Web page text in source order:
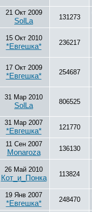
21 Окт 2009
SolLa 131273
15 Окт 2010
*Евгешка* 236217
17 Окт 2009
*Евгешка* 254687
31 Мар 2010
SolLa 806525
31 Мар 2007
*Евгешка* 121770
11 Сен 2007
Monaroza 136130
26 Май 2010
Кот_и_Понка 113824
19 Янв 2007
*Евгешка* 248470